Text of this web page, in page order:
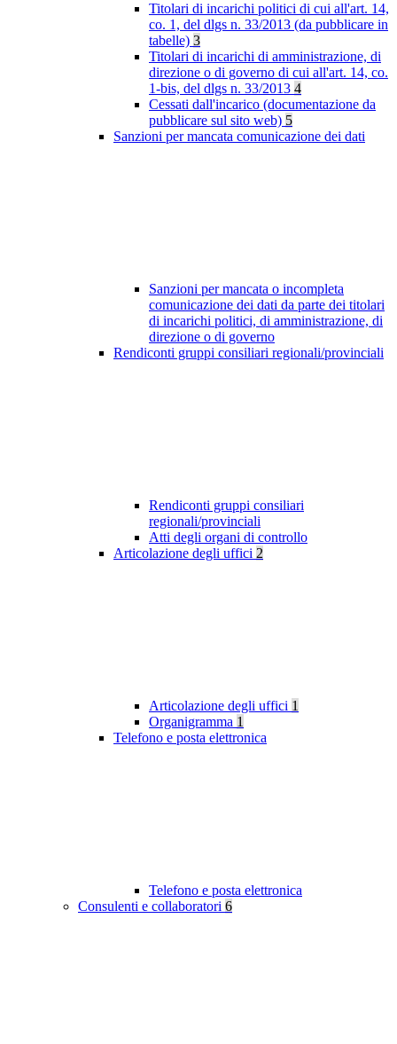
Titolari di incarichi politici di cui all'art. 14,
co. 1, del dlgs n. 33/2013 (da pubblicare in
tabelle) 3
Titolari di incarichi di amministrazione, di
direzione o di governo di cui all'art. 14, co.
1-bis, del dlgs n. 33/2013 4
Cessati dall'incarico (documentazione da
pubblicare sul sito web) 5
Sanzioni per mancata comunicazione dei dati
Sanzioni per mancata o incompleta
comunicazione dei dati da parte dei titolari
di incarichi politici, di amministrazione, di
direzione o di governo
Rendiconti gruppi consiliari regionali/provinciali
Rendiconti gruppi consiliari
regionali/provinciali
Atti degli organi di controllo
Articolazione degli uffici 2
Articolazione degli uffici 1
Organigramma 1
Telefono e posta elettronica
Telefono e posta elettronica
Consulenti e collaboratori 6